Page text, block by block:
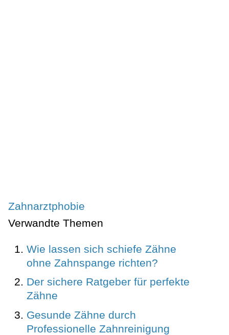
Zahnarztphobie
Verwandte Themen
Wie lassen sich schiefe Zähne
ohne Zahnspange richten?
Der sichere Ratgeber für perfekte
Zähne
Gesunde Zähne durch
Professionelle Zahnreinigung